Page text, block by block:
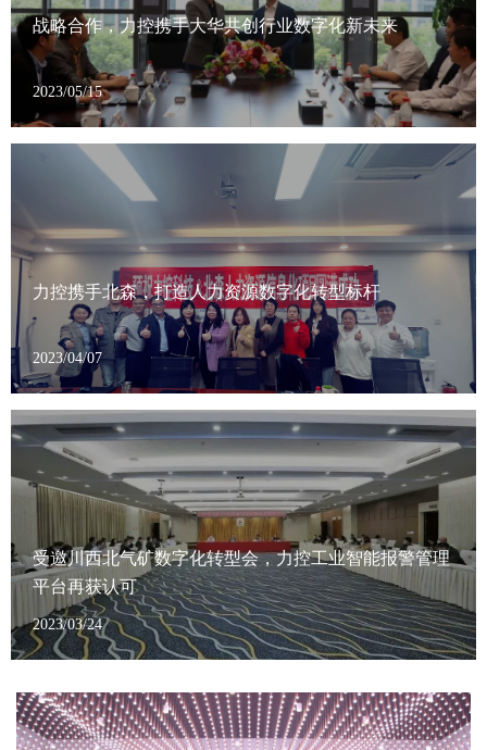
战略合作，力控携手大华共创行业数字化新未来
2023/05/15
力控携手北森，打造人力资源数字化转型标杆
2023/04/07
受邀川西北气矿数字化转型会，力控工业智能报警管理
平台再获认可
2023/03/24